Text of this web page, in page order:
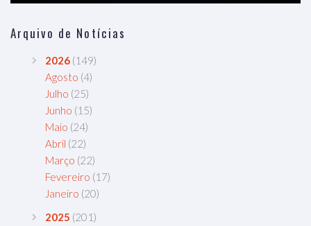
Arquivo de Notícias
2026 (149)
Agosto (4)
Julho (25)
Junho (15)
Maio (24)
Abril (22)
Março (22)
Fevereiro (17)
Janeiro (20)
2025 (201)